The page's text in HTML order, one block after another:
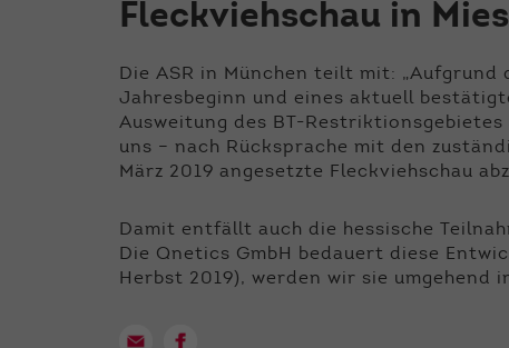
Fleckviehschau in
Die ASR in München teilt mit:
Jahresbeginn und eines aktuell
Ausweitung des BT-
uns – nach Rücksprache mit den
März 2019 angesetzte Fleckviehschau
Damit entfällt auch die hessische
Die Qnetics GmbH bedauert diese
Herbst 2019), werden wir sie umgehend